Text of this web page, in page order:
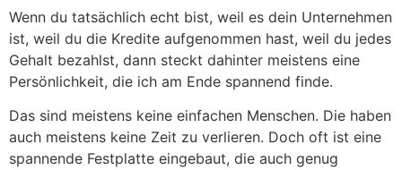
Wenn du tatsächlich echt bist, weil es dein Unternehmen
ist, weil du die Kredite aufgenommen hast, weil du jedes
Gehalt bezahlst, dann steckt dahinter meistens eine
Persönlichkeit, die ich am Ende spannend finde.
Das sind meistens keine einfachen Menschen. Die haben
auch meistens keine Zeit zu verlieren. Doch oft ist eine
spannende Festplatte eingebaut, die auch genug